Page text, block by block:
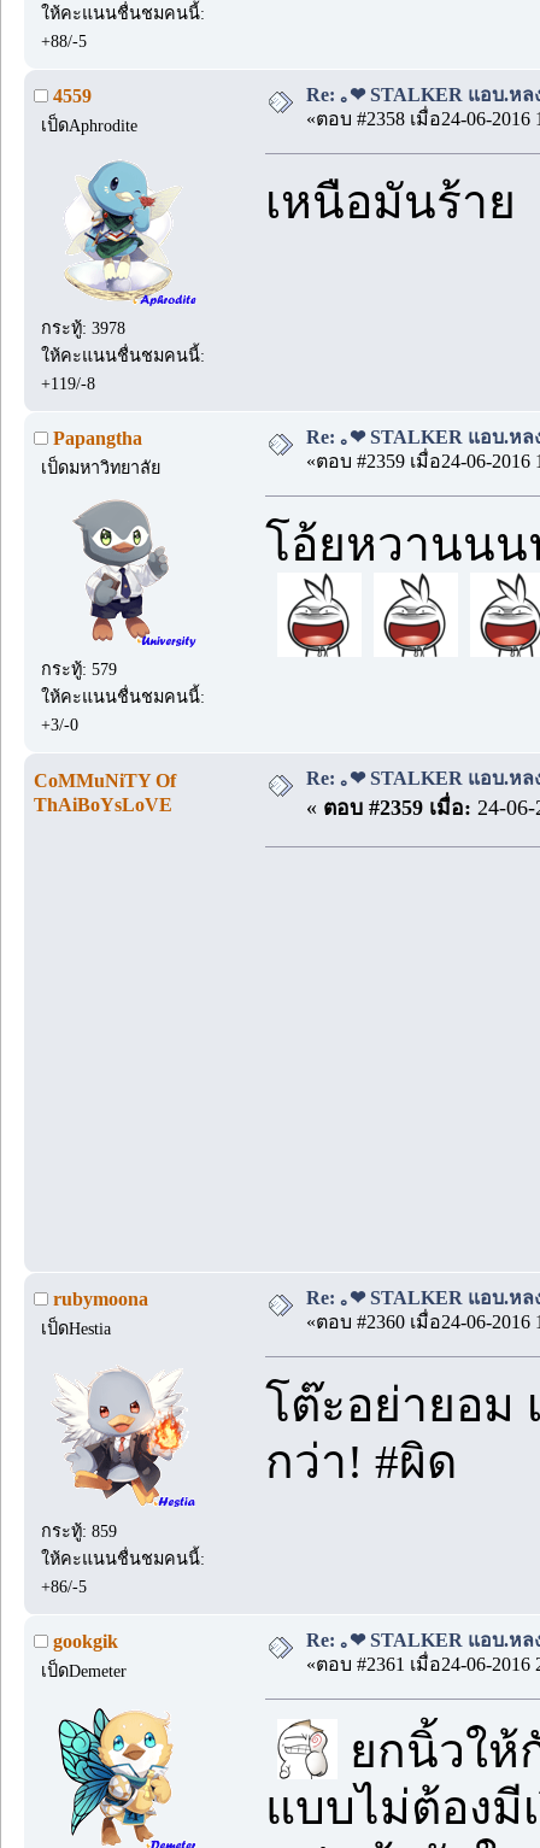
ให้คะแนนชื่นชมคนนี้:
+88/-5
4559
เป็ดAphrodite
กระทู้: 3978
ให้คะแนนชื่นชมคนนี้:
+119/-8
Re: ｡❤ STALKER แอบ.หล
«ตอบ #2358 เมื่อ24-06-2016
เหนือมันร้าย
Papangtha
เป็ดมหาวิทยาลัย
กระทู้: 579
ให้คะแนนชื่นชมคนนี้:
+3/-0
Re: ｡❤ STALKER แอบ.หล
«ตอบ #2359 เมื่อ24-06-2016
โอ้ยหวานน
CoMMuNiTY Of
ThAiBoYsLoVE
Re: ｡❤ STALKER แอบ.หล
« ตอบ #2359 เมื่อ: 24-06-
rubymoona
เป็ดHestia
กระทู้: 859
ให้คะแนนชื่นชมคนนี้:
+86/-5
Re: ｡❤ STALKER แอบ.หล
«ตอบ #2360 เมื่อ24-06-2016
โต๊ะอย่ายอม
กว่า! #ผิด
gookgik
เป็ดDemeter
Re: ｡❤ STALKER แอบ.หล
«ตอบ #2361 เมื่อ24-06-2016
ยกนิ้วให้
แบบไม่ต้องมี